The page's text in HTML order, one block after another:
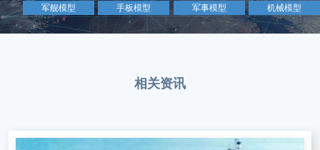
军舰模型
手板模型 军事模型 机械模型
相关资讯